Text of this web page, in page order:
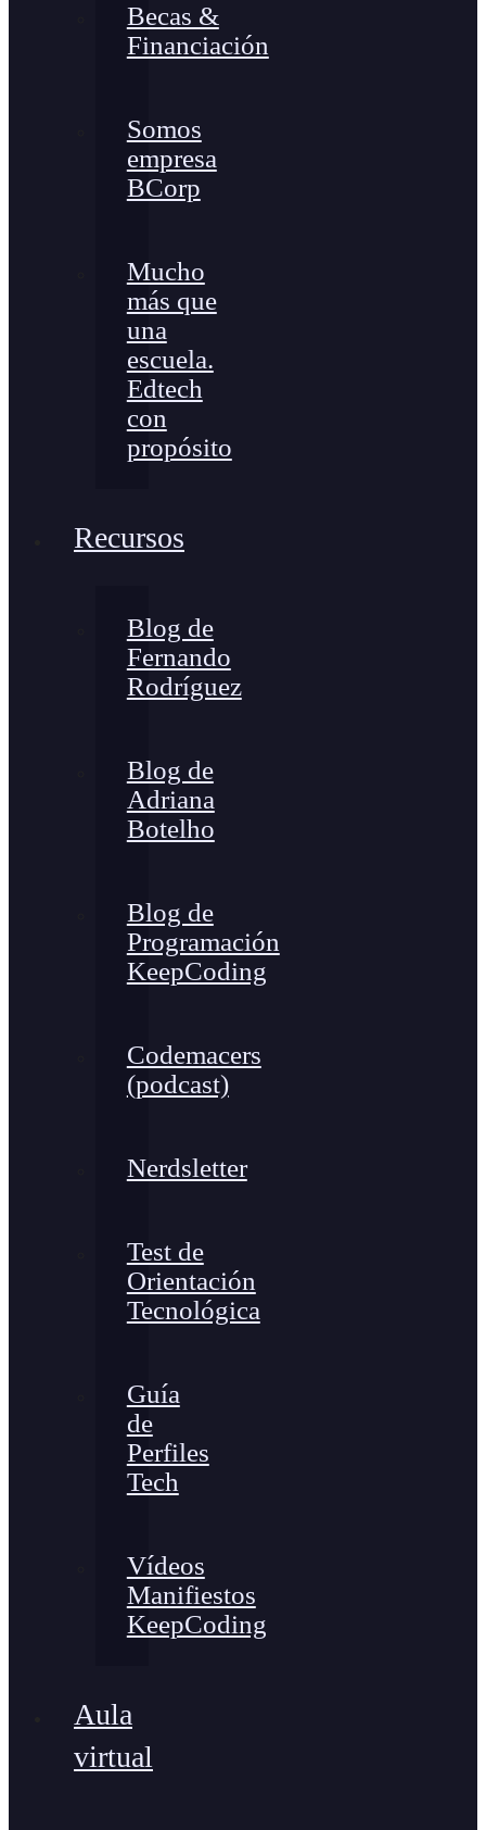
Becas &
Financiación
Somos
empresa
BCorp
Mucho
más que
una
escuela.
Edtech
con
propósito
Recursos
Blog de
Fernando
Rodríguez
Blog de
Adriana
Botelho
Blog de
Programación
KeepCoding
Codemacers
(podcast)
Nerdsletter
Test de
Orientación
Tecnológica
Guía
de
Perfiles
Tech
Vídeos
Manifiestos
KeepCoding
Aula
virtual